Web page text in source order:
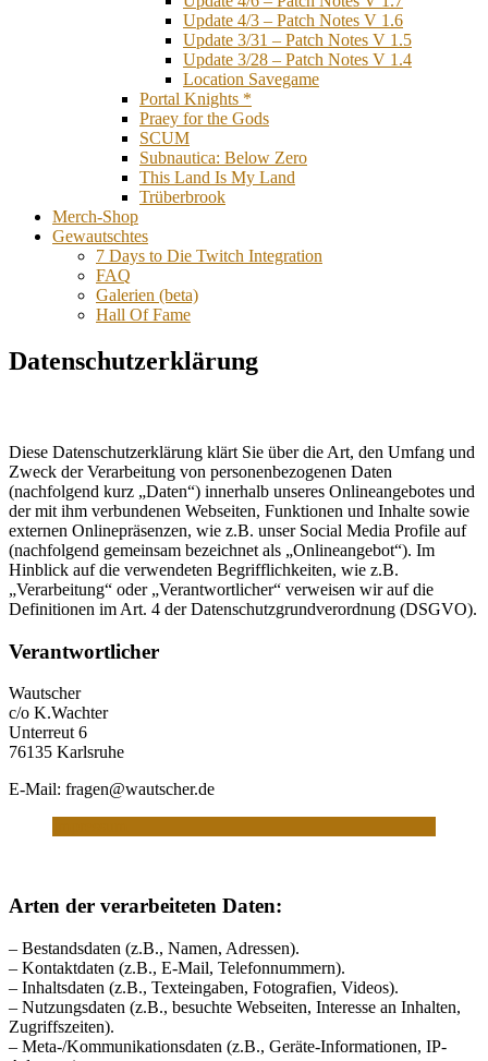
Update 4/3 – Patch Notes V 1.6
Update 3/31 – Patch Notes V 1.5
Update 3/28 – Patch Notes V 1.4
Location Savegame
Portal Knights *
Praey for the Gods
SCUM
Subnautica: Below Zero
This Land Is My Land
Trüberbrook
Merch-Shop
Gewautschtes
7 Days to Die Twitch Integration
FAQ
Galerien (beta)
Hall Of Fame
Datenschutzerklärung
Diese Datenschutzerklärung klärt Sie über die Art, den Umfang und
Zweck der Verarbeitung von personenbezogenen Daten
(nachfolgend kurz „Daten“) innerhalb unseres Onlineangebotes und
der mit ihm verbundenen Webseiten, Funktionen und Inhalte sowie
externen Onlinepräsenzen, wie z.B. unser Social Media Profile auf
(nachfolgend gemeinsam bezeichnet als „Onlineangebot“). Im
Hinblick auf die verwendeten Begrifflichkeiten, wie z.B.
„Verarbeitung“ oder „Verantwortlicher“ verweisen wir auf die
Definitionen im Art. 4 der Datenschutzgrundverordnung (DSGVO).
Verantwortlicher
Wautscher
c/o K.Wachter
Unterreut 6
76135 Karlsruhe
E-Mail: fragen@wautscher.de
Arten der verarbeiteten Daten:
– Bestandsdaten (z.B., Namen, Adressen).
– Kontaktdaten (z.B., E-Mail, Telefonnummern).
– Inhaltsdaten (z.B., Texteingaben, Fotografien, Videos).
– Nutzungsdaten (z.B., besuchte Webseiten, Interesse an Inhalten,
Zugriffszeiten).
– Meta-/Kommunikationsdaten (z.B., Geräte-Informationen, IP-